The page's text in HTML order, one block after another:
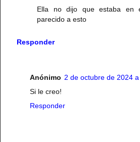
Ella no dijo que estaba en
parecido a esto
Responder
Anónimo 2 de octubre de 2024
Si le creo!
Responder